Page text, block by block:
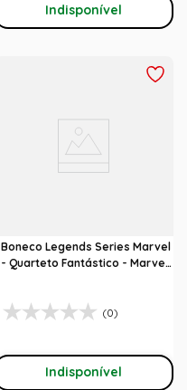
Indisponível
Boneco Legends Series Marvel
- Quarteto Fantástico - Marvel
(0)
Indisponível